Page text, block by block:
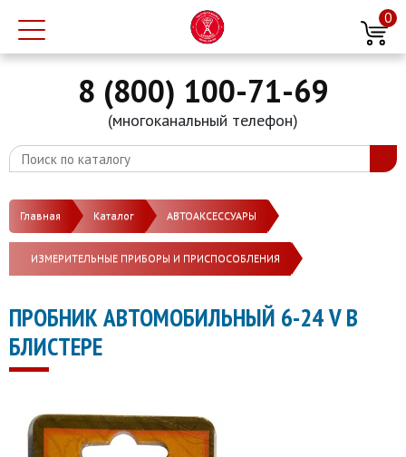
0
8 (800) 100-71-69
(многоканальный телефон)
Главная Каталог АВТОАКСЕССУАРЫ
ИЗМЕРИТЕЛЬНЫЕ ПРИБОРЫ И ПРИСПОСОБЛЕНИЯ
ПРОБНИК АВТОМОБИЛЬНЫЙ 6-24 V В
БЛИСТЕРЕ